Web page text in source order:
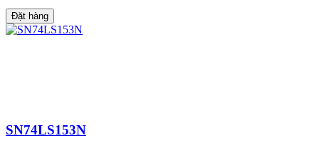
Đặt hàng
SN74LS153N